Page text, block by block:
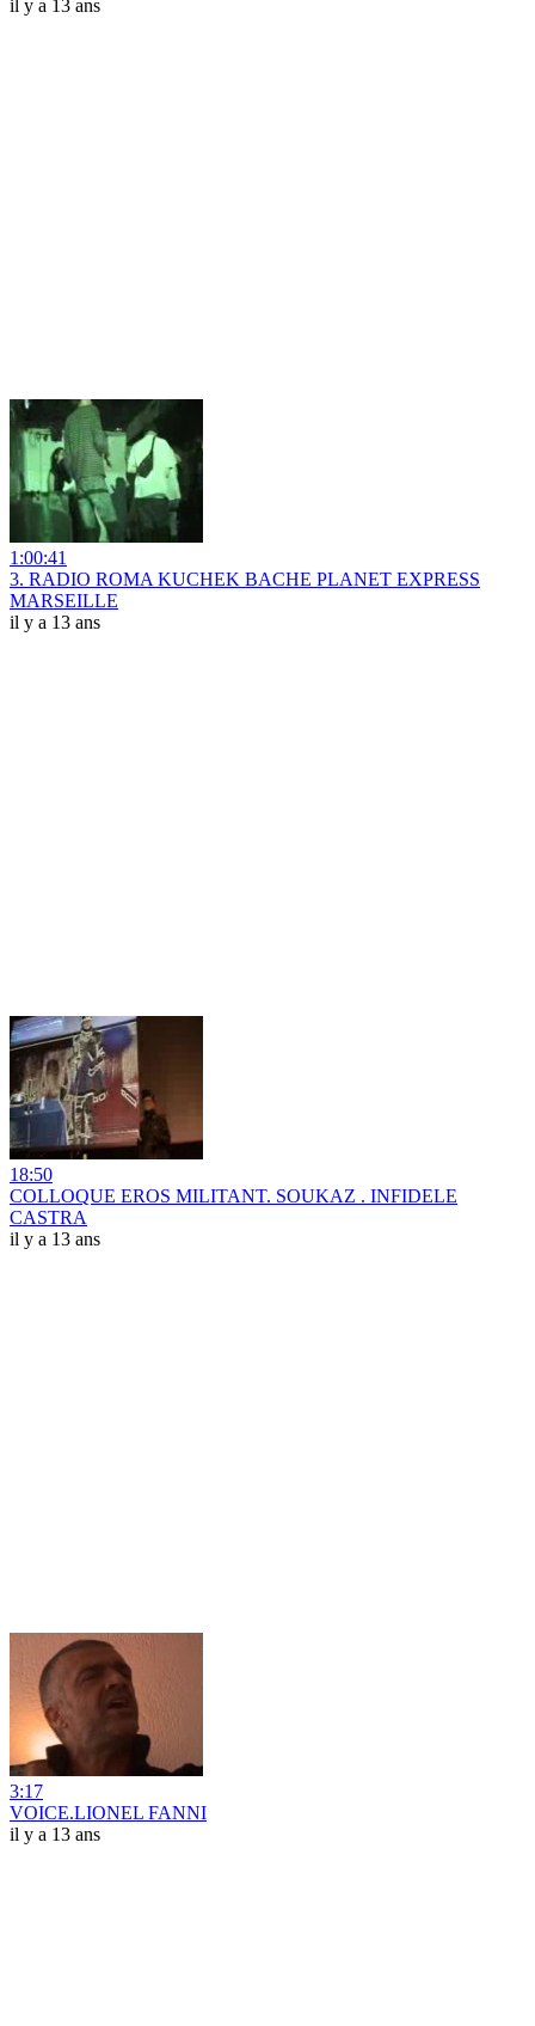
il y a 13 ans
1:00:41
3. RADIO ROMA KUCHEK BACHE PLANET EXPRESS
MARSEILLE
il y a 13 ans
18:50
COLLOQUE EROS MILITANT. SOUKAZ . INFIDELE
CASTRA
il y a 13 ans
3:17
VOICE.LIONEL FANNI
il y a 13 ans